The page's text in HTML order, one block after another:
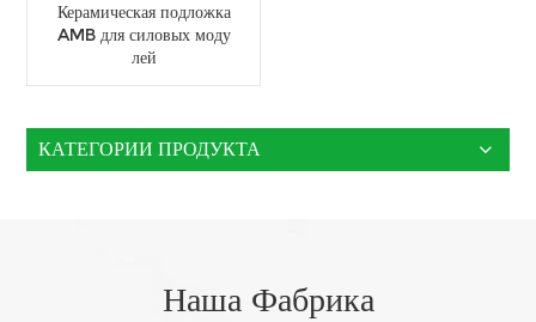
Керамическая подложка
AMB для силовых моду
лей
КАТЕГОРИИ ПРОДУКТА
Наша Фабрика